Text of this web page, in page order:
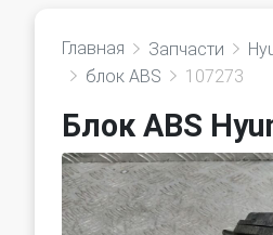
Главная Запчасти
блок ABS
107273
Блок ABS